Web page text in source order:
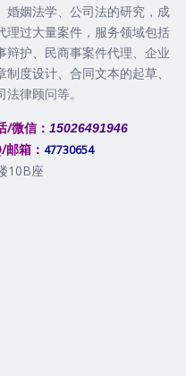
婚姻法学、公司法的研究，成
理过大量案件，服务领域包括
辩护、民商事案件代理、企业
制度设计、合同文本的起草、
法律顾问等。
/微信： 15026491946
邮箱： 47730654
10B座